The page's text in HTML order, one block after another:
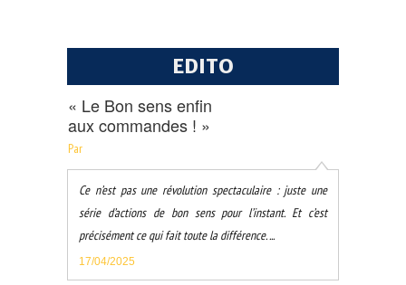
EDITO
« Le Bon sens enfin
aux commandes ! »
Par
Ce n’est pas une révolution spectaculaire : juste une
série d’actions de bon sens pour l’instant. Et c’est
précisément ce qui fait toute la différence. ...
17/04/2025